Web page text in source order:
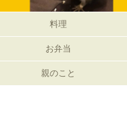
料理
お弁当
親のこと